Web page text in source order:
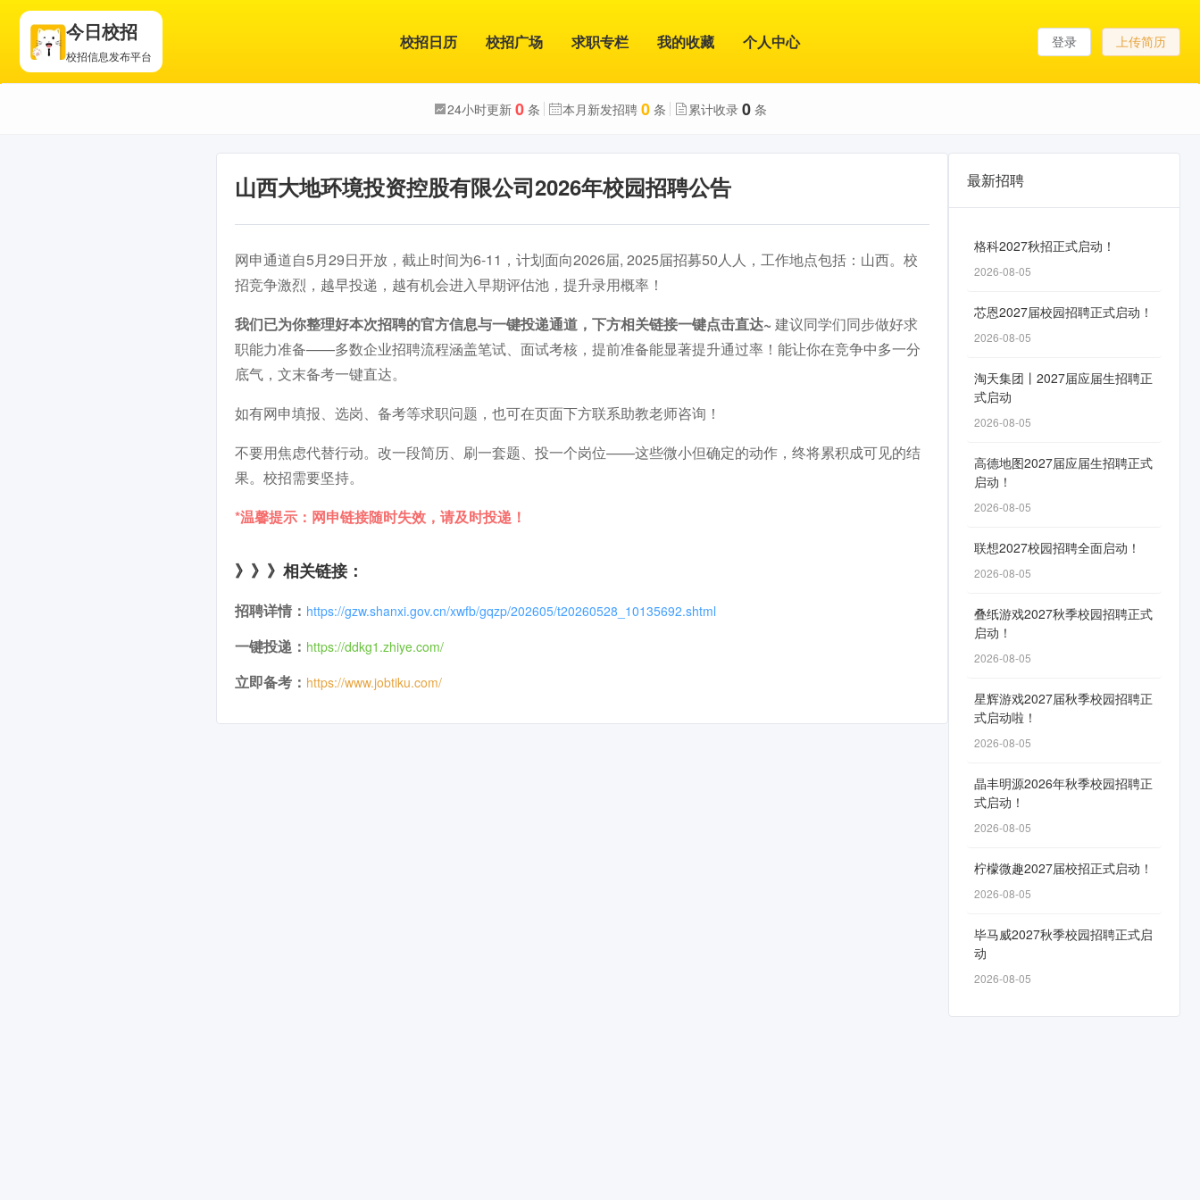
今日校招
校招信息发布平台
校招日历 校招广场 求职专栏 我的收藏 个人中心 登录 上传简历
24小时更新 0 条 本月新发招聘 0 条 累计收录 0 条
山西大地环境投资控股有限公司2026年校园招聘公告
网申通道自5月29日开放，截止时间为6-11，计划面向2026届, 2025届招募50人人，工作地点包括：山西。校
招竞争激烈，越早投递，越有机会进入早期评估池，提升录用概率！
我们已为你整理好本次招聘的官方信息与一键投递通道，下方相关链接一键点击直达~ 建议同学们同步做好求
职能力准备——多数企业招聘流程涵盖笔试、面试考核，提前准备能显著提升通过率！能让你在竞争中多一分
底气，文末备考一键直达。
如有网申填报、选岗、备考等求职问题，也可在页面下方联系助教老师咨询！
不要用焦虑代替行动。改一段简历、刷一套题、投一个岗位——这些微小但确定的动作，终将累积成可见的结
果。校招需要坚持。
*温馨提示：网申链接随时失效，请及时投递！
》》》相关链接：
招聘详情： https://gzw.shanxi.gov.cn/xwfb/gqzp/202605/t20260528_10135692.shtml
一键投递： https://ddkg1.zhiye.com/
立即备考： https://www.jobtiku.com/
最新招聘
格科2027秋招正式启动！
2026-08-05
芯恩2027届校园招聘正式启动！
2026-08-05
淘天集团丨2027届应届生招聘正
式启动
2026-08-05
高德地图2027届应届生招聘正式
启动！
2026-08-05
联想2027校园招聘全面启动！
2026-08-05
叠纸游戏2027秋季校园招聘正式
启动！
2026-08-05
星辉游戏2027届秋季校园招聘正
式启动啦！
2026-08-05
晶丰明源2026年秋季校园招聘正
式启动！
2026-08-05
柠檬微趣2027届校招正式启动！
2026-08-05
毕马威2027秋季校园招聘正式启
动
2026-08-05